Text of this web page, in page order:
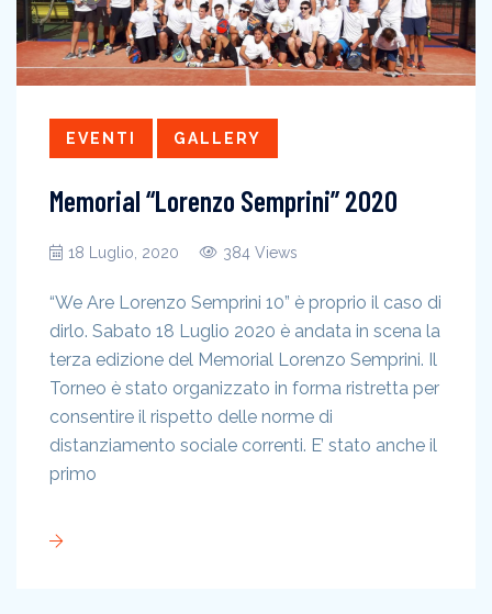
EVENTI GALLERY
Memorial “Lorenzo Semprini” 2020
18 Luglio, 2020 384 Views
“We Are Lorenzo Semprini 10” è proprio il caso di
dirlo. Sabato 18 Luglio 2020 è andata in scena la
terza edizione del Memorial Lorenzo Semprini. Il
Torneo è stato organizzato in forma ristretta per
consentire il rispetto delle norme di
distanziamento sociale correnti. E’ stato anche il
primo